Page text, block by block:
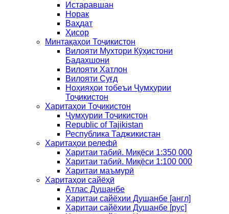
Истаравшан
Норак
Ваҳдат
Ҳисор
Минтақаҳои Тоҷикистон
Вилояти Мухтори Кӯҳистони
Бадахшони
Вилояти Хатлон
Вилояти Суғд
Ноҳияҳои тобеъи Ҷумҳурии
Тоҷикистон
Харитаҳои Тоҷикистон
Ҷумҳурии Тоҷикистон
Republic of Tajikistan
Республика Таджикистан
Харитаҳои релефӣ
Харитаи табиӣ. Миқёси 1:350 000
Харитаи табиӣ. Миқёси 1:100 000
Харитаи маъмурӣ
Харитаҳои сайёҳӣ
Атлас Душанбе
Харитаи сайёхии Душанбе [англ]
Харитаи сайёхии Душанбе [рус]